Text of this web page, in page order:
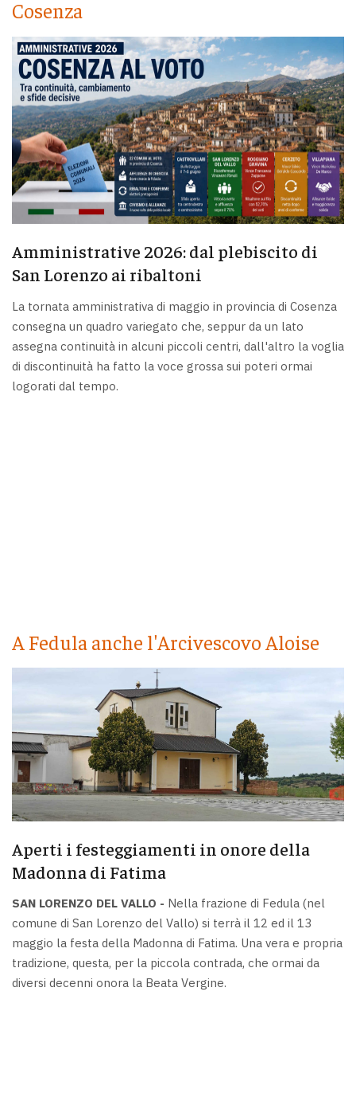
Cosenza
Amministrative 2026: dal plebiscito di
San Lorenzo ai ribaltoni
La tornata amministrativa di maggio in provincia di Cosenza
consegna un quadro variegato che, seppur da un lato
assegna continuità in alcuni piccoli centri, dall'altro la voglia
di discontinuità ha fatto la voce grossa sui poteri ormai
logorati dal tempo.
A Fedula anche l'Arcivescovo Aloise
Aperti i festeggiamenti in onore della
Madonna di Fatima
SAN LORENZO DEL VALLO - Nella frazione di Fedula (nel
comune di San Lorenzo del Vallo) si terrà il 12 ed il 13
maggio la festa della Madonna di Fatima. Una vera e propria
tradizione, questa, per la piccola contrada, che ormai da
diversi decenni onora la Beata Vergine.